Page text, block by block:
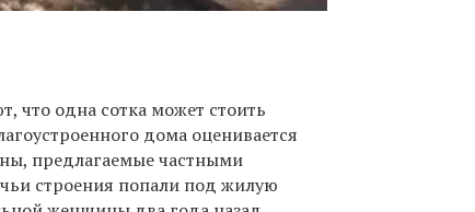
что одна сотка может стоить
дома оценивается
предлагаемые частными
строения попали под жилую